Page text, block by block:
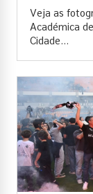
Veja as
Académica
Cidade...